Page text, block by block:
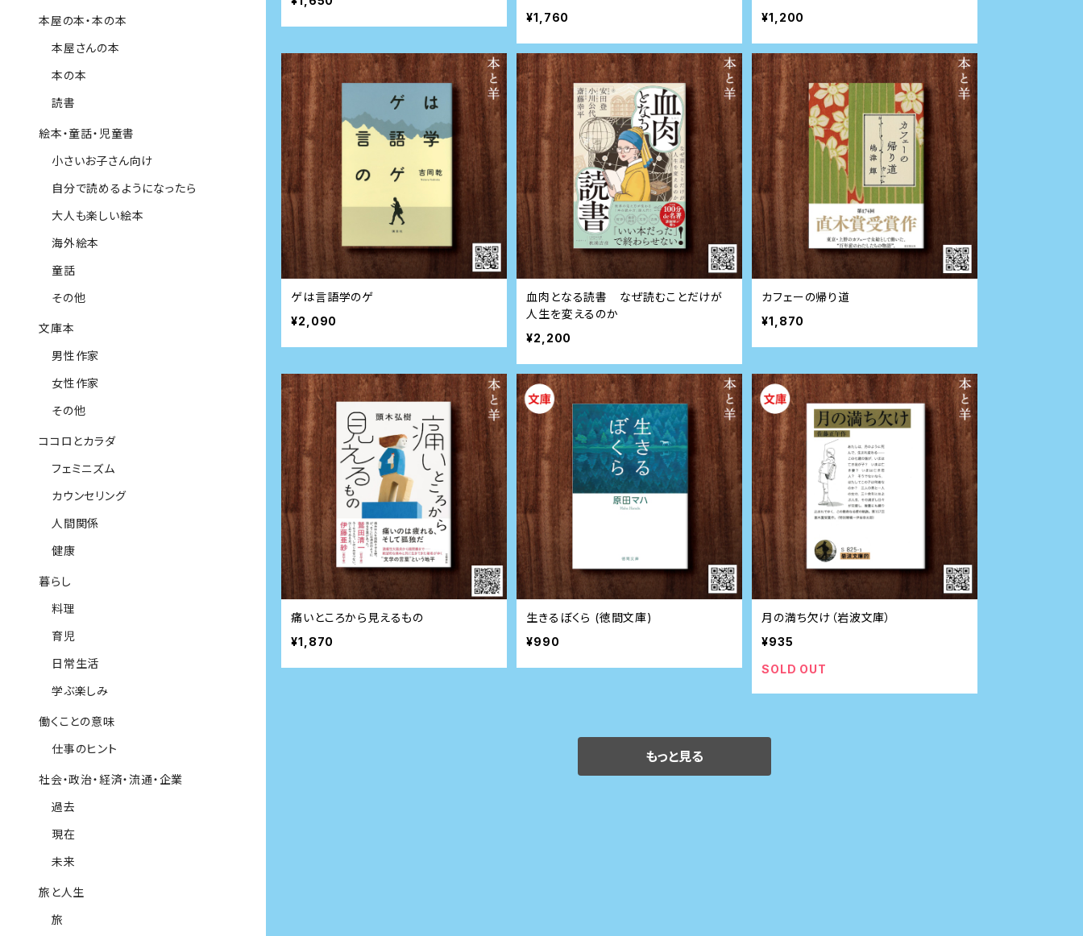
¥1,760
¥1,200
ゲは言語学のゲ
¥2,090
血肉となる読書 なぜ読むことだけが
人生を変えるのか
¥2,200
カフェーの帰り道
¥1,870
痛いところから見えるもの
¥1,870
生きるぼくら (徳間文庫)
¥990
月の満ち欠け（岩波文庫）
¥935
SOLD OUT
もっと見る
本屋の本・本の本
本屋さんの本
本の本
読書
絵本・童話・児童書
小さいお子さん向け
自分で読めるようになったら
大人も楽しい絵本
海外絵本
童話
その他
文庫本
男性作家
女性作家
その他
ココロとカラダ
フェミニズム
カウンセリング
人間関係
健康
暮らし
料理
育児
日常生活
学ぶ楽しみ
働くことの意味
仕事のヒント
社会・政治・経済・流通・企業
過去
現在
未来
旅と人生
旅